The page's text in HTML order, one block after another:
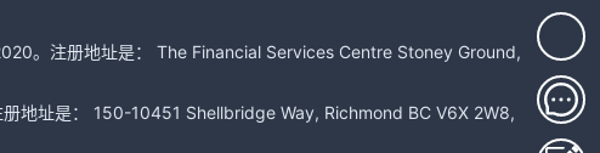
。注册地址是： The Financial Services Centre Stoney Ground,
地址是： 150-10451 Shellbridge Way, Richmond BC V6X 2W8,